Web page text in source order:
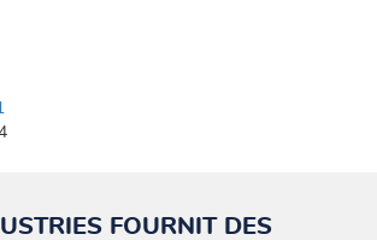
FOURNIT DES